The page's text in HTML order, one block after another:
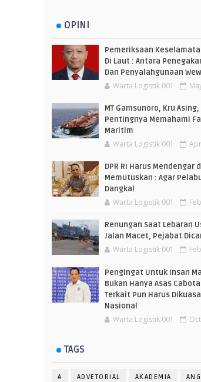
OPINI
Pemeriksaan
Di Laut : Antara
Dan Penyalahgunaan
Warta Logistik 001
MT Gamsunoro, Kru
Pentingnya Memahami
Maritim
Warta Logistik 001
DPR RI Harus Mendengar
Memutuskan : Agar
Dangkal
Warta Logistik 001
Renungan Saat Lebaran
Jalan Macet, Pejabat
Warta Logistik 001
Pengingat Untuk Insan
Bukan Hanya Asas
Terkait Pun Harus
Nasional
Warta Logistik 001
TAGS
A ADVETORIAL AKADEMIA